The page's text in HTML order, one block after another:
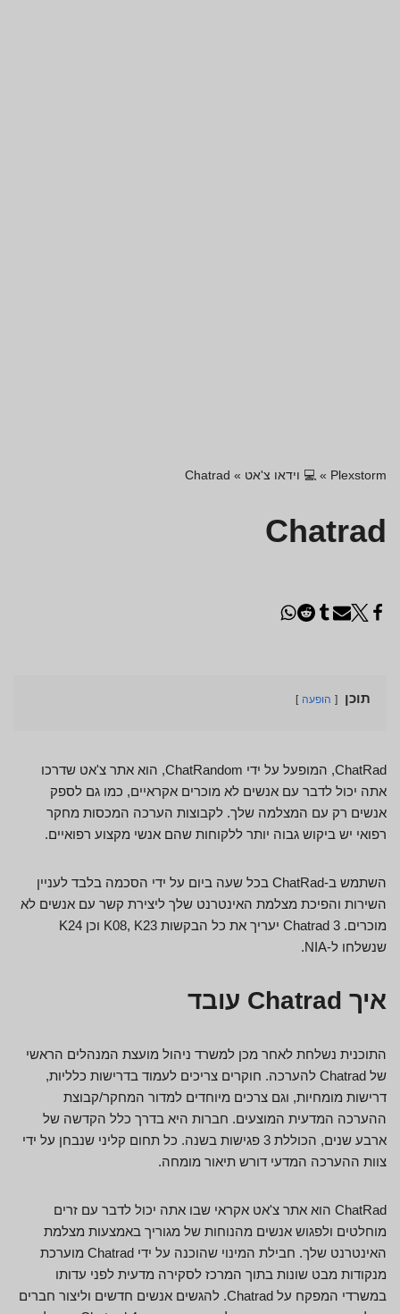
Plexstorm
» 💻 וידאו צ'אט »
Chatrad
Chatrad
תוכן הופעה
ChatRad, המופעל על ידי ChatRandom, הוא אתר צ'אט שדרכו
אתה יכול לדבר עם אנשים לא מוכרים אקראיים, כמו גם לספק
אנשים רק עם המצלמה שלך. לקבוצות הערכה המכסות מחקר
רפואי יש ביקוש גבוה יותר ללקוחות שהם אנשי מקצוע רפואיים.
השתמש ב-ChatRad בכל שעה ביום על ידי הסכמה בלבד לעניין
השירות והפיכת מצלמת האינטרנט שלך ליצירת קשר עם אנשים לא
מוכרים. Chatrad 3 יעריך את כל הבקשות K08, K23 וכן K24
שנשלחו ל-NIA.
איך Chatrad עובד
התוכנית נשלחת לאחר מכן למשרד ניהול מועצת המנהלים הראשי
של Chatrad להערכה. חוקרים צריכים לעמוד בדרישות כלליות,
דרישות מומחיות, וגם צרכים מיוחדים למדור המחקר/קבוצת
ההערכה המדעית המוצעים. חברות היא בדרך כלל הקדשה של
ארבע שנים, הכוללת 3 פגישות בשנה. כל תחום קליני שנבחן על ידי
צוות ההערכה המדעי דורש תיאור מומחה.
ChatRad הוא אתר צ'אט אקראי שבו אתה יכול לדבר עם זרים
מוחלטים ולפגוש אנשים מהנוחות של מגוריך באמצעות מצלמת
האינטרנט שלך. חבילת המינוי שהוכנה על ידי Chatrad מוערכת
מנקודות מבט שונות בתוך המרכז לסקירה מדעית לפני עדותו
במשרדי המפקח על Chatrad. להגשים אנשים חדשים וליצור חברים